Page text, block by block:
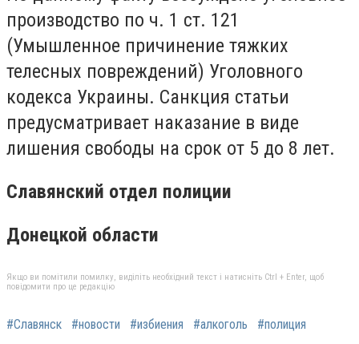
производство по ч. 1 ст. 121
(Умышленное причинение тяжких
телесных повреждений) Уголовного
кодекса Украины. Санкция статьи
предусматривает наказание в виде
лишения свободы на срок от 5 до 8 лет.
Славянский отдел полиции
Донецкой области
Якщо ви помітили помилку, виділіть необхідний текст і натисніть Ctrl + Enter, щоб
повідомити про це редакцію
#Славянск #новости #избиения #алкоголь #полиция